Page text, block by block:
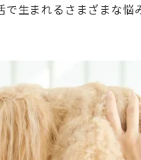
生まれるさまざまな